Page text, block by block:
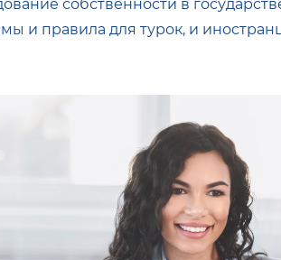
собственности в
и правила для турок, и